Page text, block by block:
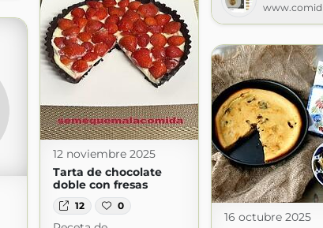
12 noviembre 2025
Tarta de chocolate
doble con fresas
12 0
16 octubre 2025